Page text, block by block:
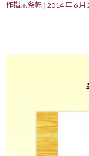
作指示条幅 2014 年 6 月